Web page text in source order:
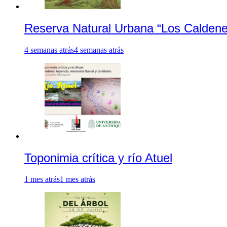
Reserva Natural Urbana “Los
4 semanas atrás4 semanas atrás
Toponimia crítica y río Atuel
1 mes atrás1 mes atrás